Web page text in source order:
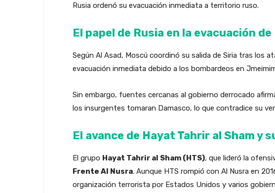
Rusia ordenó su evacuación inmediata a territorio ruso.
El papel de Rusia en la evacuación
Según Al Asad, Moscú coordinó su salida de Siria tras los
evacuación inmediata debido a los bombardeos en
Sin embargo, fuentes cercanas al gobierno derrocado
los insurgentes tomaran Damasco, lo que contradice su
El avance de Hayat Tahrir al Sham y
El grupo Hayat Tahrir al Sham (HTS), que lideró la
Frente Al Nusra. Aunque HTS rompió con Al Nusra en
organización terrorista por Estados Unidos y varios